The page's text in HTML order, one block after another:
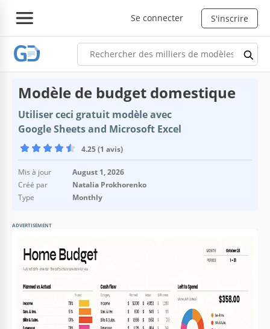
Se connecter S'inscrire
Modèle de budget domestique
Utiliser ceci gratuit modèle avec
Google Sheets and Microsoft Excel
4.25 (1 avis)
Mis à jour
August 1, 2026
Créé par
Natalia Prokhorenko
Type
Monthly
ADVERTISEMENT